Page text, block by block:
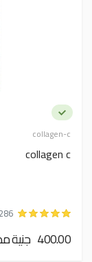
collagen-c
collagen c
400.00 جنية مصري